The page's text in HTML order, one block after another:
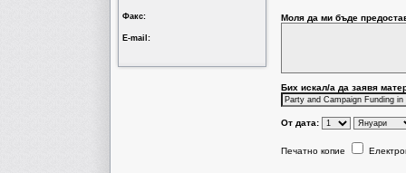
Факс:
Е-mail:
Моля да ми бъде
Бих искал/a да заявя
От дата:
Печатно копие